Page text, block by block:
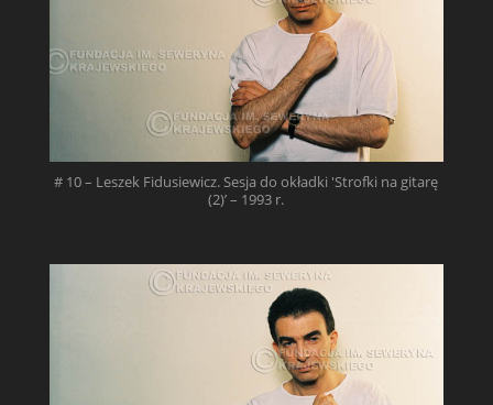
# 10 – Leszek Fidusiewicz. Sesja do okładki 'Strofki na gitarę
(2)’ – 1993 r.